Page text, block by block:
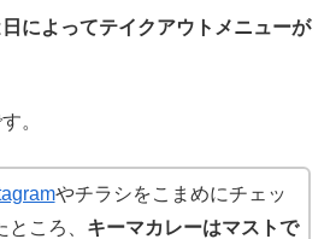
日によってテイクアウトメニューが
。
やチラシをこまめにチェッ
ところ、 キーマカレーはマストで